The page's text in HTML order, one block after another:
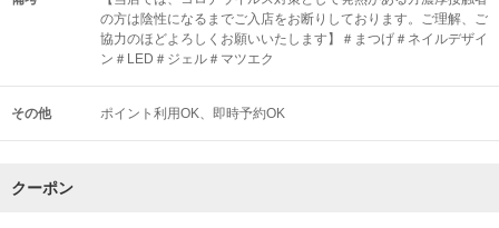
の方は陰性になるまでご入店をお断りしております。ご理解、ご
協力のほどよろしくお願いいたします】＃まつげ＃ネイルデザイ
ン＃LED＃ジェル＃マツエク
その他 ポイント利用OK 即時予約OK
クーポン